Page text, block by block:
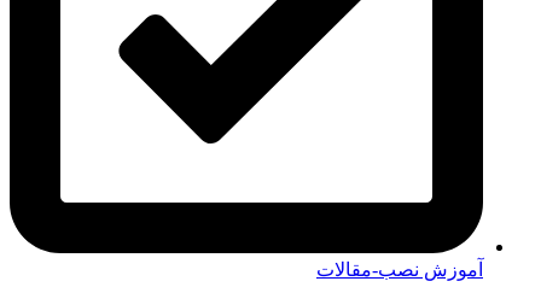
آموزش نصب-مقالات